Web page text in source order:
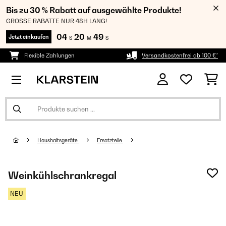
Bis zu 30 % Rabatt auf ausgewählte Produkte!
GROSSE RABATTE NUR 48H LANG!
Jetzt einkaufen 04 S 20 M 48 S
Flexible Zahlungen Versandkostenfrei ab 100 €*
Haushaltsgeräte Ersatzteile
Weinkühlschrankregal
NEU